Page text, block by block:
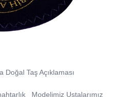
Doğal Taş Açıklaması
Modelimiz Ustalarımız